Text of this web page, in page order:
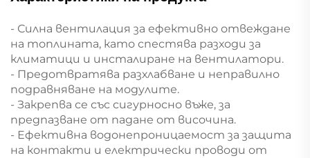
- Силна вентилация за ефективно отвеждане
на топлината, като спестява разходи за
климатици и инсталиране на вентилатори.
- Предотвратява разхлабване и неправилно
подравняване на модулите.
- Закрепва се със сигурносно въже, за
предпазване от падане от височина.
- Ефективна водонепроницаемост за защита
на контакти и електрически проводи от